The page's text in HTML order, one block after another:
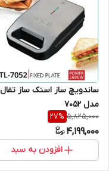
ساندویچ ساز اسنک ساز تفال
مدل ۷۰۵۲
5,825,000
27%
4,199,000
افزودن به سبد